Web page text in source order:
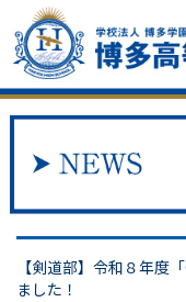
【剣道部】令和８年度
ました！